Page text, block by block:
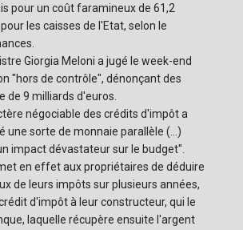
pour un coût faramineux de 61,2
les caisses de l'Etat, selon le
Giorgia Meloni a jugé le week-end
"hors de contrôle", dénonçant des
de 9 milliards d'euros.
négociable des crédits d'impôt a
une sorte de monnaie parallèle (...)
impact dévastateur sur le budget".
en effet aux propriétaires de déduire
de leurs impôts sur plusieurs années,
d'impôt à leur constructeur, qui le
laquelle récupère ensuite l'argent